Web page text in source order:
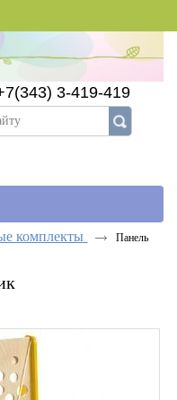
3-419-419
383-89-69
комплекты
Панель